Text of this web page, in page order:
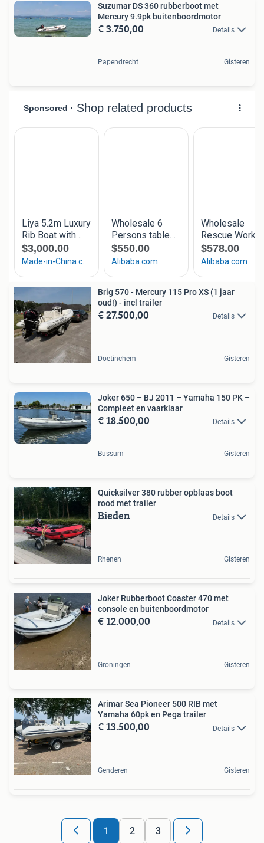
Suzumar DS 360 rubberboot met
Mercury 9.9pk buitenboordmotor
€ 3.750,00 Details
Papendrecht Gisteren
Brig 570 - Mercury 115 Pro XS (1 jaar
oud!) - incl trailer
€ 27.500,00 Details
Doetinchem Gisteren
Joker 650 – BJ 2011 – Yamaha 150 PK –
Compleet en vaarklaar
€ 18.500,00 Details
Bussum Gisteren
Quicksilver 380 rubber opblaas boot
rood met trailer
Bieden Details
Rhenen Gisteren
Joker Rubberboot Coaster 470 met
console en buitenboordmotor
€ 12.000,00 Details
Groningen Gisteren
Arimar Sea Pioneer 500 RIB met
Yamaha 60pk en Pega trailer
€ 13.500,00 Details
Genderen Gisteren
1 2 3